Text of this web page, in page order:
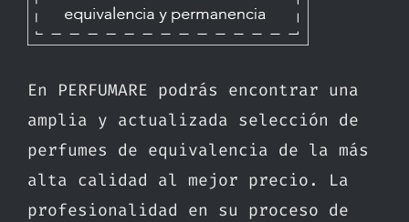
En PERFUMARE podrás encontrar una
amplia y actualizada selección de
perfumes de equivalencia de la más
alta calidad al mejor precio. La
profesionalidad en su proceso de